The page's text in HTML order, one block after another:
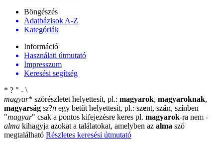
Böngészés
Adatbázisok A-Z
Kategóriák
Információ
Használati útmutató
Impresszum
Keresési segítség
* ? " - \
magyar* szórészletet helyettesít, pl.: magyarok, magyaroknak,
magyarság sz?n egy betűt helyettesít, pl.: szent, szán, színben
"magyar" csak a pontos kifejezésre keres pl. magyarok-ra nem -
alma kihagyja azokat a találatokat, amelyben az alma szó
megtalálható Részletes keresési útmutató